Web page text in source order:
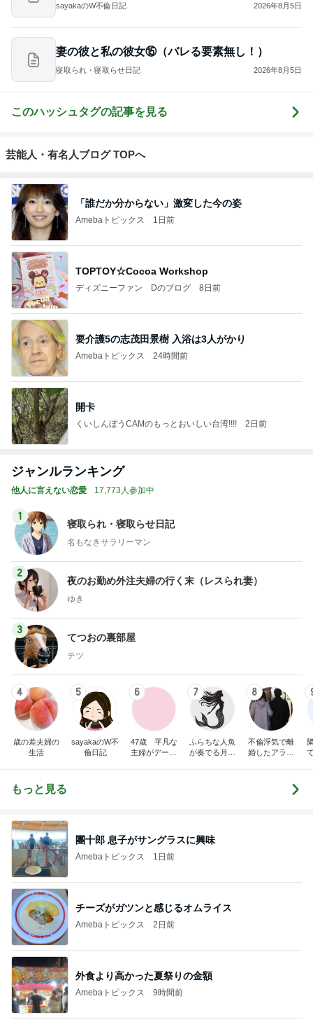
sayakaのW不倫日記 2026年8月5日
妻の彼と私の彼女⑮（バレる要素無し！）
寝取られ・寝取らせ日記 2026年8月5日
このハッシュタグの記事を見る
芸能人・有名人ブログ TOPへ
「誰だか分からない」激変した今の姿
Amebaトピックス 1日前
TOPTOY☆Cocoa Workshop
ディズニーファン Dのブログ 8日前
要介護5の志茂田景樹 入浴は3人がかり
Amebaトピックス 24時間前
開卡
くいしんぼうCAMのもっとおいしい台湾!!!! 2日前
ジャンルランキング
他人に言えない恋愛 17,773人参加中
1
寝取られ・寝取らせ日記
名もなきサラリーマン
2
夜のお勤め外注夫婦の行く末（レスられ妻）
ゆき
3
てつおの裏部屋
テツ
4
歳の差夫婦の
生活
5
sayakaのW不
倫日記
6
47歳 平凡な
主婦がデート
7
ふらちな人魚
が奏でる月夜
8
不倫浮気で離
婚したアラフ
もっと見る
團十郎 息子がサングラスに興味
Amebaトピックス 1日前
チーズがガツンと感じるオムライス
Amebaトピックス 2日前
外食より高かった夏祭りの金額
Amebaトピックス 9時間前